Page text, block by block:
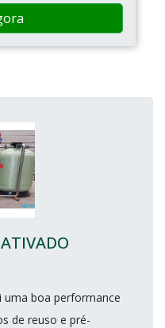
boa performance
de reuso e pré-